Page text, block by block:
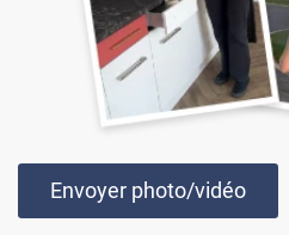
Envoyer photo/vidéo